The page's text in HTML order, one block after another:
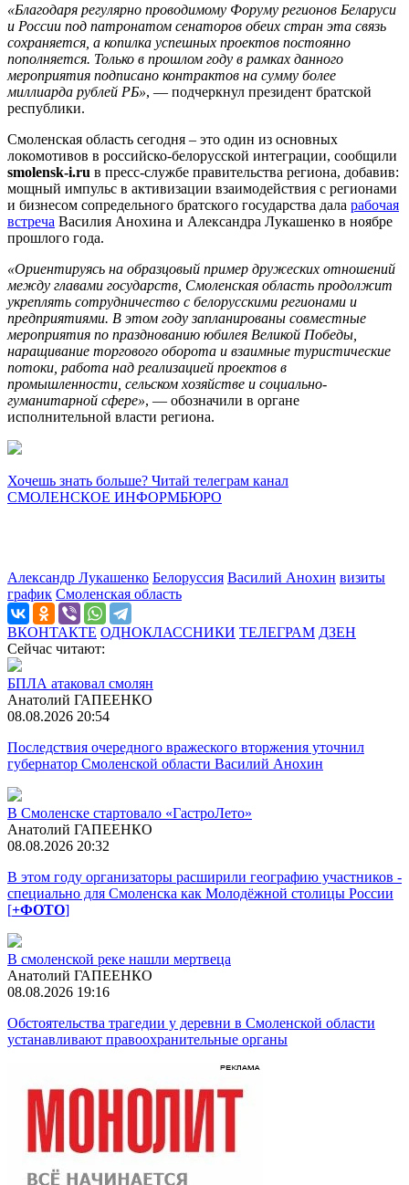
«Благодаря регулярно проводимому Форуму регионов Беларуси
и России под патронатом сенаторов обеих стран эта связь
сохраняется, а копилка успешных проектов постоянно
пополняется. Только в прошлом году в рамках данного
мероприятия подписано контрактов на сумму более
миллиарда рублей РБ», — подчеркнул президент братской
республики.
Смоленская область сегодня – это один из основных
локомотивов в российско-белорусской интеграции, сообщили
smolensk-i.ru в пресс-службе правительства региона, добавив:
мощный импульс в активизации взаимодействия с регионами
и бизнесом сопредельного братского государства дала рабочая
встреча Василия Анохина и Александра Лукашенко в ноябре
прошлого года.
«Ориентируясь на образцовый пример дружеских отношений
между главами государств, Смоленская область продолжит
укреплять сотрудничество с белорусскими регионами и
предприятиями. В этом году запланированы совместные
мероприятия по празднованию юбилея Великой Победы,
наращивание торгового оборота и взаимные туристические
потоки, работа над реализацией проектов в
промышленности, сельском хозяйстве и социально-
гуманитарной сфере», — обозначили в органе
исполнительной власти региона.
Хочешь знать больше? Читай телеграм канал
СМОЛЕНСКОЕ ИНФОРМБЮРО
Александр Лукашенко Белоруссия Василий Анохин визиты
график Смоленская область
ВКОНТАКТЕ ОДНОКЛАССНИКИ ТЕЛЕГРАМ ДЗЕН
Сейчас читают:
БПЛА атаковал смолян
Анатолий ГАПЕЕНКО
08.08.2026 20:54
Последствия очередного вражеского вторжения уточнил
губернатор Смоленской области Василий Анохин
В Смоленске стартовало «ГастроЛето»
Анатолий ГАПЕЕНКО
08.08.2026 20:32
В этом году организаторы расширили географию участников -
специально для Смоленска как Молодёжной столицы России
[+ФОТО]
В смоленской реке нашли мертвеца
Анатолий ГАПЕЕНКО
08.08.2026 19:16
Обстоятельства трагедии у деревни в Смоленской области
устанавливают правоохранительные органы